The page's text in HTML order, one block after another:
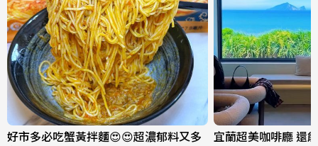
好市多必吃蟹黃拌麵😍😍超濃郁料又多
宜蘭超美咖啡廳 還